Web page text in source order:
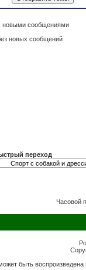
новыми сообщениями
новых сообщений
переход
Часовой
быть